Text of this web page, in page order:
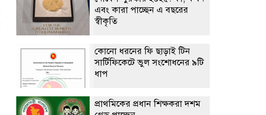
এবং কারা পাচ্ছেন এ বছরের
স্বীকৃতি
কোনো ধরনের ফি ছাড়াই টিন
সার্টিফিকেটে ভুল সংশোধনের ৯টি
ধাপ
প্রাথমিকের প্রধান শিক্ষকরা দশম